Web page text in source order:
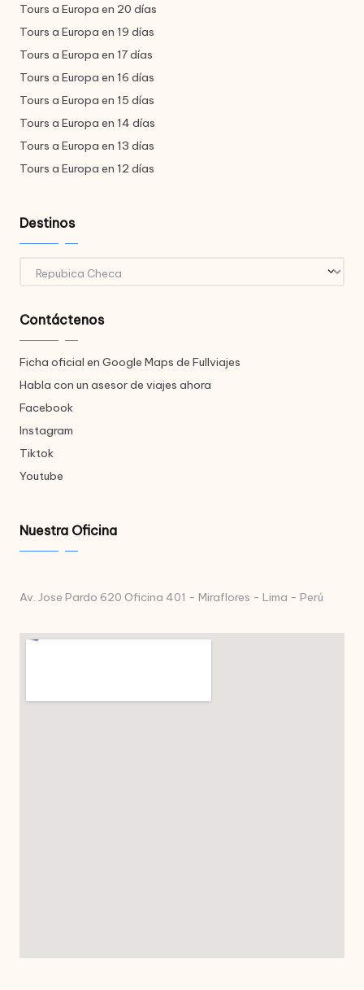
Tours a Europa en 20 días
Tours a Europa en 19 días
Tours a Europa en 17 días
Tours a Europa en 16 días
Tours a Europa en 15 días
Tours a Europa en 14 días
Tours a Europa en 13 días
Tours a Europa en 12 días
Destinos
Contáctenos
Ficha oficial en Google Maps de Fullviajes
Habla con un asesor de viajes ahora
Facebook
Instagram
Tiktok
Youtube
Nuestra Oficina
Av. Jose Pardo 620 Oficina 401 - Miraflores - Lima - Perú